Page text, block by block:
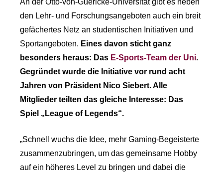
den Lehr- und Forschungsangeboten auch ein breit
gefächertes Netz an studentischen Initiativen und
Sportangeboten. Eines davon sticht ganz
besonders heraus: Das E-Sports-Team der Uni.
Gegründet wurde die Initiative vor rund acht
Jahren von Präsident Nico Siebert. Alle
Mitglieder teilten das gleiche Interesse: Das
Spiel „League of Legends“.
„Schnell wuchs die Idee, mehr Gaming-Begeisterte
zusammenzubringen, um das gemeinsame Hobby
auf ein höheres Level zu bringen und dabei die